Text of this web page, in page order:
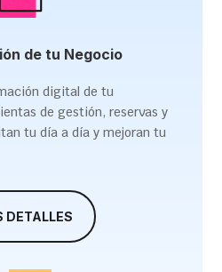
de tu Negocio
digital de tu
de gestión, reservas y
tu día a día y mejoran tu
DETALLES